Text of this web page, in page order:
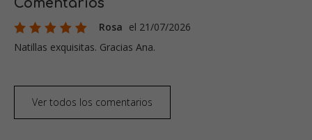
Comentarios
Rosa el 21/07/2026
Natillas exquisitas. Gracias Ana.
Ver todos los comentarios